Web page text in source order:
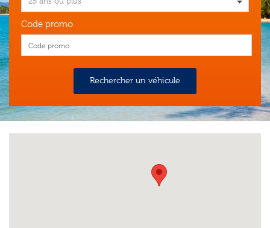
Code promo
Rechercher un véhicule